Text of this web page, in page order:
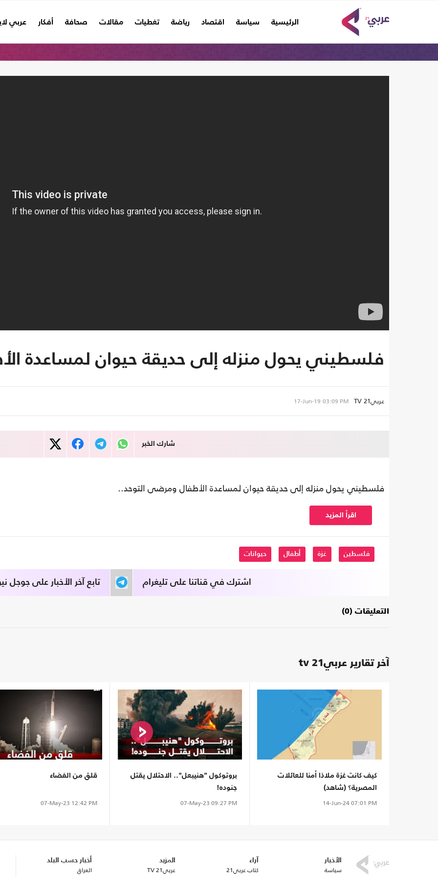
الرئيسية
(current) سياسة اقتصاد رياضة تغطيات مقالات صحافة أفكار عربي
فلسطيني يحول منزله إلى حديقة حيوان لمساعدة
عربي21 TV 17-Jun-19 03:09 PM
شارك الخبر
فلسطيني يحول منزله إلى حديقة حيوان لمساعدة الأطفال ومرضى التوحد..
اقرأ المزيد
فلسطين غزة أطفال حيوانات
تابع آخر الأخبار على جوجل اشترك في قناتنا على تليغرام
التعليقات (0)
آخر تقارير عربي21 tv
كيف كانت غزة ملاذا أمنا للعائلات
المصرية؟ (شاهد)
14-Jun-2407:01 PM
بروتوكول "هنيبعل".. الاحتلال يقتل
جنوده!
07-May-23 09:27 PM
قلق من الفضاء
07-May-23 12:42 PM
الأخبار
سياسة
آراء
كتاب عربي21
المزيد
عربي21 TV
أخبار حسب البلد
العراق